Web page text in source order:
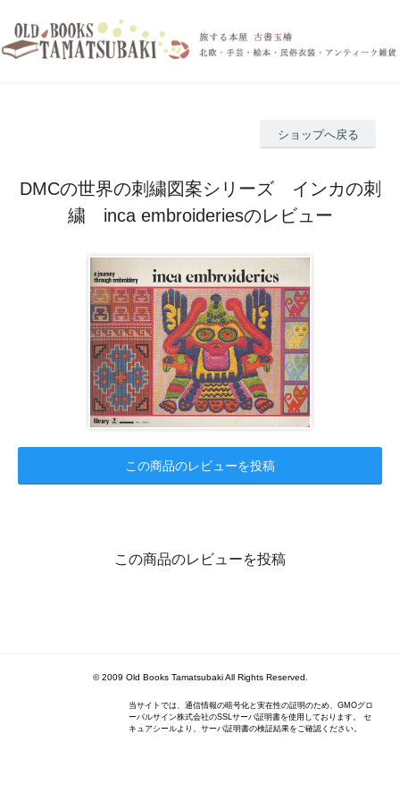
ショップへ戻る
DMCの世界の刺繍図案シリーズ インカの刺
繍 inca embroideriesのレビュー
この商品のレビューを投稿
この商品のレビューを投稿
© 2009 Old Books Tamatsubaki All Rights Reserved.
当サイトでは、通信情報の暗号化と実在性の証明のため、GMOグロ
ーバルサイン株式会社のSSLサーバ証明書を使用しております。 セ
キュアシールより、サーバ証明書の検証結果をご確認ください。